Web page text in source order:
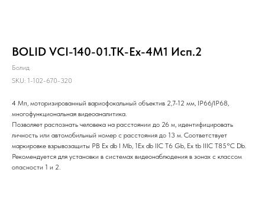
BOLID VCI-140-01.TK-Ex-4M1 Исп.2
Болид
SKU: 1-102-670-320
4 Мп, моторизированный вариофокальный объектив 2,7-12 мм, IP66/IP68,
многофункциональная видеоаналитика.
Позволяет распознать человека на расстоянии до 26 м, идентифицировать
личность или автомобильный номер с расстояния до 13 м. Соответствует
маркировке взрывозащиты PB Ex db I Mb, 1Ex db IIC T6 Gb, Ex tb IIIC T85°С Db.
Рекомендуется для установки в системах видеонаблюдения в зонах с классом
опасности 1 и 2.